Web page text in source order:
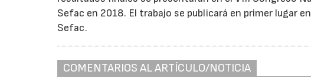
Sefac en 2018. El trabajo se publicará en primer lugar
Sefac.
COMENTARIOS AL ARTÍCULO/NOTICIA